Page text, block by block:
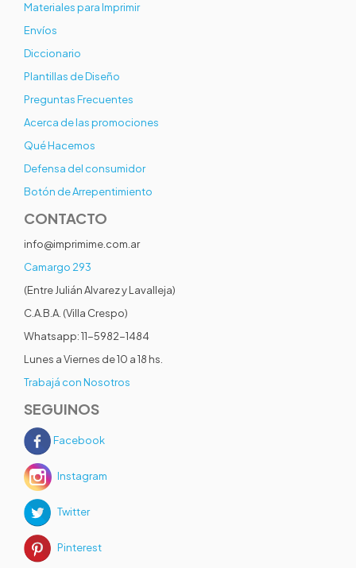
Materiales para Imprimir
Envíos
Diccionario
Plantillas de Diseño
Preguntas Frecuentes
Acerca de las promociones
Qué Hacemos
Defensa del consumidor
Botón de Arrepentimiento
CONTACTO
info@imprimime.com.ar
Camargo 293
(Entre Julián Alvarez y Lavalleja)
C.A.B.A. (Villa Crespo)
Whatsapp: 11-5982-1484
Lunes a Viernes de 10 a 18 hs.
Trabajá con Nosotros
SEGUINOS
Facebook
Instagram
Twitter
Pinterest